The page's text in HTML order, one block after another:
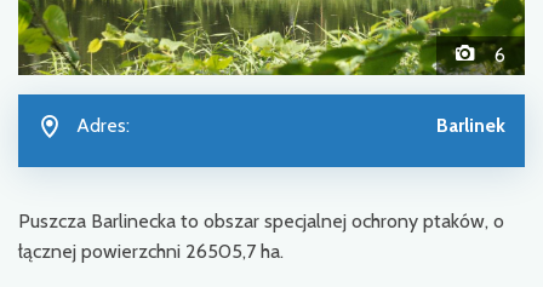
6
Adres: Barlinek
Puszcza Barlinecka to obszar specjalnej ochrony ptaków, o
łącznej powierzchni 26505,7 ha.